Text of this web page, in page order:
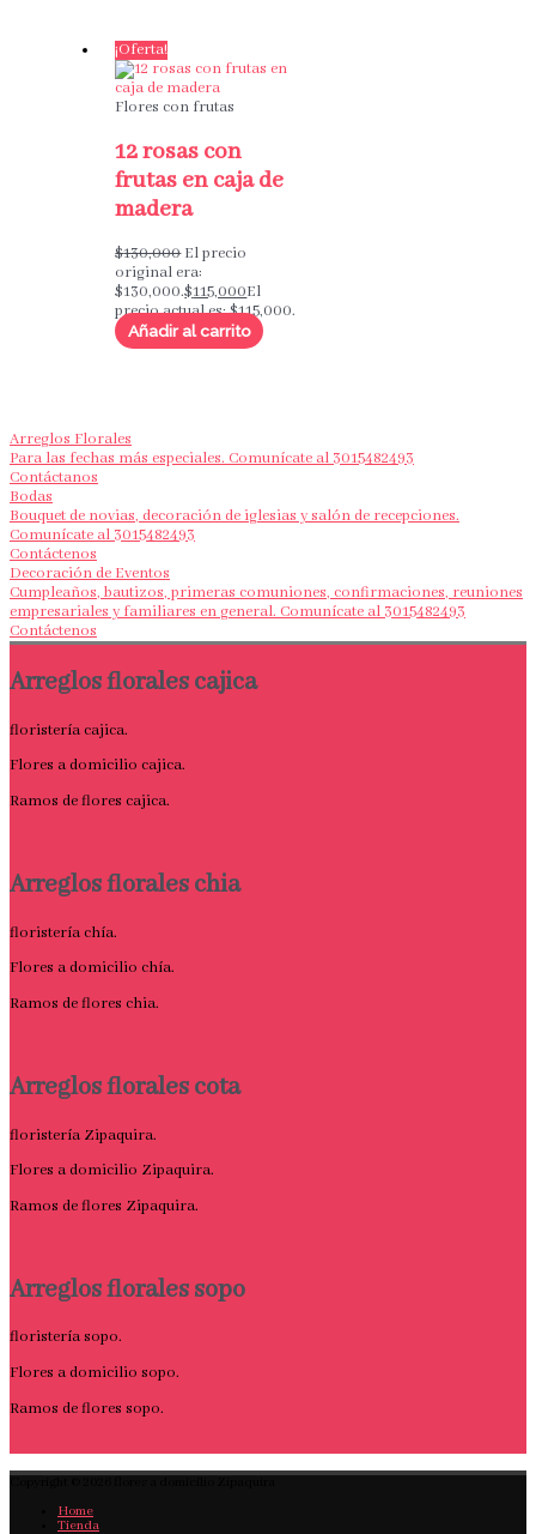
¡Oferta!
Flores con frutas
12 rosas con
frutas en caja de
madera
$130,000 El precio
original era:
$130,000.$115,000El
precio actual es: $115,000.
Añadir al carrito
Arreglos Florales
Para las fechas más especiales. Comunícate al 3015482493
Contáctanos
Bodas
Bouquet de novias, decoración de iglesias y salón de recepciones.
Comunícate al 3015482493
Contáctenos
Decoración de Eventos
Cumpleaños, bautizos, primeras comuniones, confirmaciones, reuniones
empresariales y familiares en general. Comunícate al 3015482493
Contáctenos
Arreglos florales cajica
floristería cajica.
Flores a domicilio cajica.
Ramos de flores cajica.
Arreglos florales chia
floristería chía.
Flores a domicilio chía.
Ramos de flores chia.
Arreglos florales cota
floristería Zipaquira.
Flores a domicilio Zipaquira.
Ramos de flores Zipaquira.
Arreglos florales sopo
floristería sopo.
Flores a domicilio sopo.
Ramos de flores sopo.
Home
Tienda